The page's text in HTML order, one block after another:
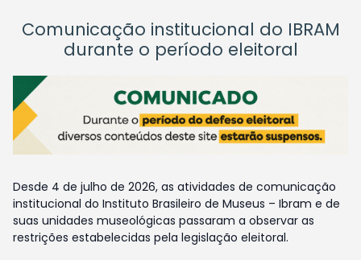
Comunicação institucional do IBRAM
durante o período eleitoral
Desde 4 de julho de 2026, as atividades de comunicação
institucional do Instituto Brasileiro de Museus – Ibram e de
suas unidades museológicas passaram a observar as
restrições estabelecidas pela legislação eleitoral.